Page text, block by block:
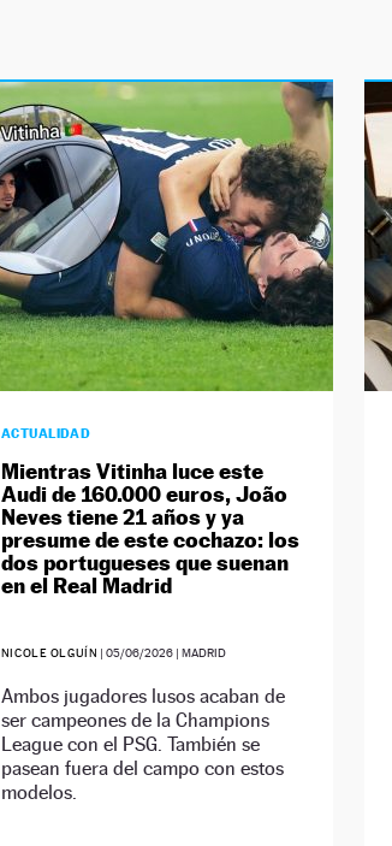
ACTUALIDAD
Mientras Vitinha luce este
Audi de 160.000 euros, João
Neves tiene 21 años y ya
presume de este cochazo: los
dos portugueses que suenan
en el Real Madrid
NICOLE OLGUÍN |05/06/2026 | MADRID
Ambos jugadores lusos acaban de
ser campeones de la Champions
League con el PSG. También se
pasean fuera del campo con estos
modelos.